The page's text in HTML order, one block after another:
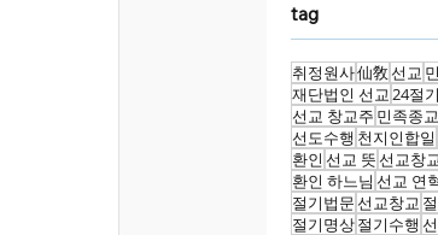
tag
취정원사仙敎 선교
재단법인 선교24절
선교 창교주 민족종
선도수행 천지인합일
환인 선교 뜻 선교창
환인 하느님 선교 연
절기법문 선교창교
절기명상절기수행